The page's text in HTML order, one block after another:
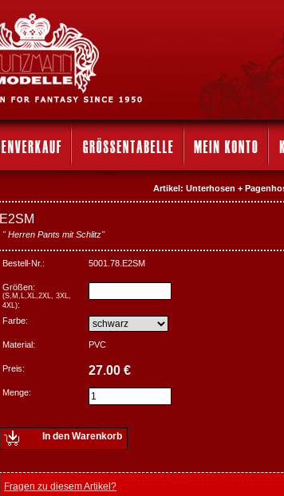
Artikel: Unterhosen +
E2SM
" Herren Pants mit Schlitz"
Bestell-Nr.: 5001.78.E2SM
Größen:
(S,M,L,XL,2XL, 3XL,
4XL):
Farbe:
Material: PVC
Preis: 27.00 €
Menge:
In den Warenkorb
Fragen zu diesem Artikel?